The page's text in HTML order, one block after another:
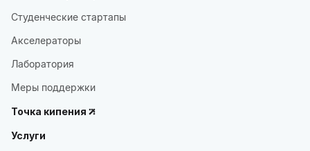
Студенческие стартапы
Акселераторы
Лаборатория
Меры поддержки
Точка кипения
Услуги